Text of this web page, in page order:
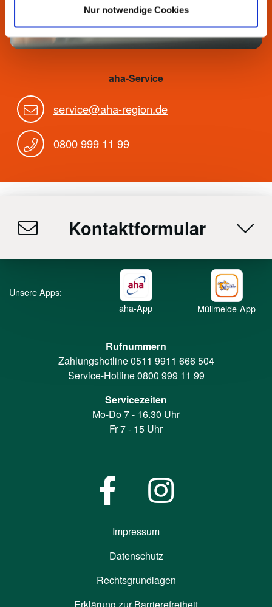
Nur notwendige Cookies
aha-Service
service@aha-region.de
0800 999 11 99
Kontaktformular
Unsere Apps:
aha-App
Müllmelde-App
Rufnummern
Zahlungshotline0511 9911 666 504
Service-Hotline0800 999 11 99
Servicezeiten
Mo-Do 7 - 16.30 Uhr
Fr 7 - 15 Uhr
Impressum
Datenschutz
Rechtsgrundlagen
Erklärung zur Barrierefreiheit